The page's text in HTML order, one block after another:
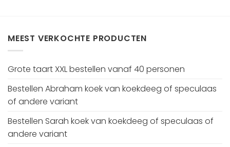
MEEST VERKOCHTE PRODUCTEN
Grote taart XXL bestellen vanaf 40 personen
Bestellen Abraham koek van koekdeeg of speculaas
of andere variant
Bestellen Sarah koek van koekdeeg of speculaas of
andere variant